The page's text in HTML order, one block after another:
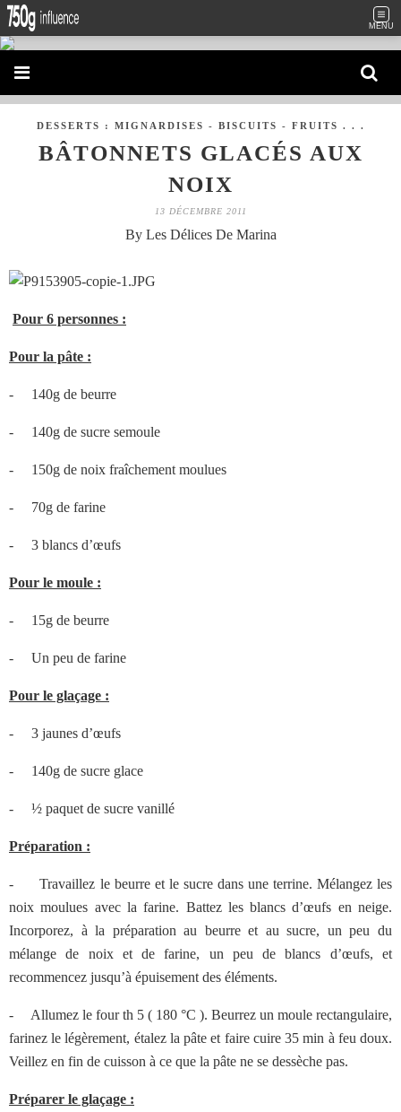
MENU
DESSERTS : MIGNARDISES - BISCUITS - FRUITS . . .
BÂTONNETS GLACÉS AUX
NOIX
13 DÉCEMBRE 2011
By Les Délices De Marina
Pour 6 personnes :
Pour la pâte :
- 140g de beurre
- 140g de sucre semoule
- 150g de noix fraîchement moulues
- 70g de farine
- 3 blancs d’œufs
Pour le moule :
- 15g de beurre
- Un peu de farine
Pour le glaçage :
- 3 jaunes d’œufs
- 140g de sucre glace
- ½ paquet de sucre vanillé
Préparation :
-
Travaillez le beurre et le sucre dans une terrine. Mélangez les
noix moulues avec la farine. Battez les blancs d’œufs en neige.
Incorporez, à la préparation au beurre et au sucre, un peu du
mélange de noix et de farine, un peu de blancs d’œufs, et
recommencez jusqu’à épuisement des éléments.
-
Allumez le four th 5 ( 180 °C ). Beurrez un moule rectangulaire,
farinez le légèrement, étalez la pâte et faire cuire 35 min à feu doux.
Veillez en fin de cuisson à ce que la pâte ne se dessèche pas.
Préparer le glaçage :